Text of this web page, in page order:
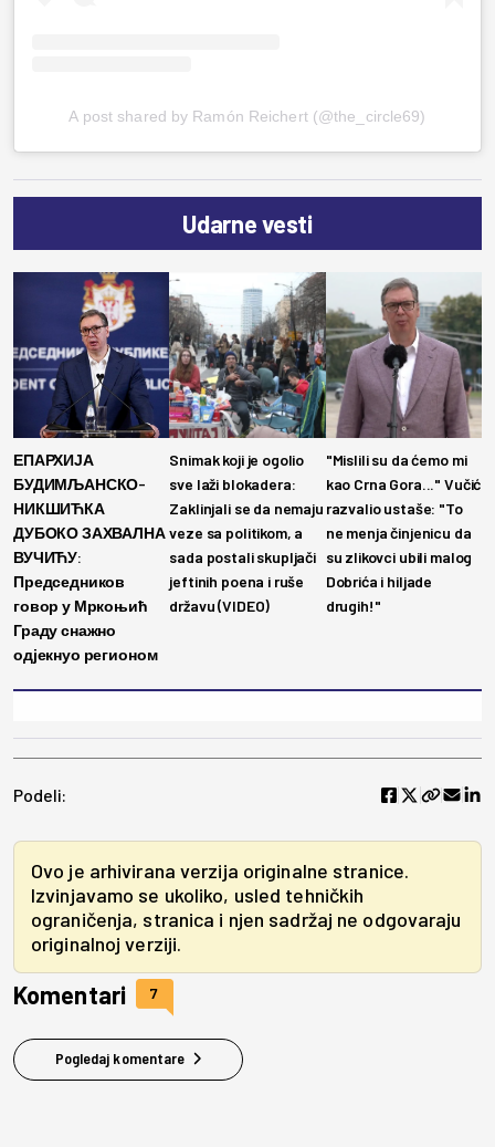
A post shared by Ramón Reichert (@the_circle69)
Udarne vesti
ЕПАРХИЈА
БУДИМЉАНСКО-
НИКШИЋКА
ДУБОКО ЗАХВАЛНА
ВУЧИЋУ:
Председников
говор у Мркоњић
Граду снажно
одјекнуо регионом
Snimak koji je ogolio
sve laži blokadera:
Zaklinjali se da nemaju
veze sa politikom, a
sada postali skupljači
jeftinih poena i ruše
državu (VIDEO)
"Mislili su da ćemo mi
kao Crna Gora..." Vučić
razvalio ustaše: "To
ne menja činjenicu da
su zlikovci ubili malog
Dobrića i hiljade
drugih!"
Podeli:
Ovo je arhivirana verzija originalne stranice.
Izvinjavamo se ukoliko, usled tehničkih
ograničenja, stranica i njen sadržaj ne odgovaraju
originalnoj verziji.
Komentari 7
Pogledaj komentare